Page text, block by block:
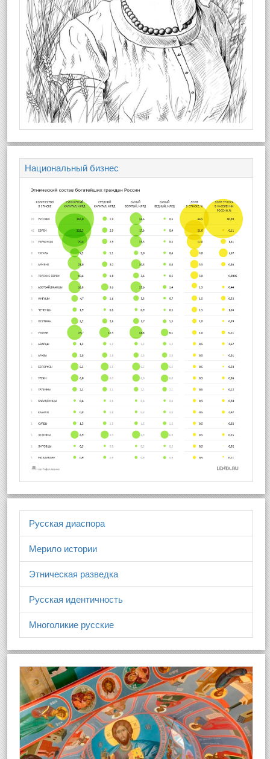
Национальный бизнес
Русская диаспора
Мерило истории
Этническая разведка
Русская идентичность
Многоликие русские